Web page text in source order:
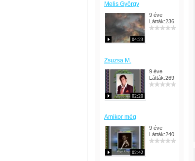
Melis György
04:23
9 éve
Látták:236
Zsuzsa M.
02:20
9 éve
Látták:269
Amikor még
02:42
9 éve
Látták:240